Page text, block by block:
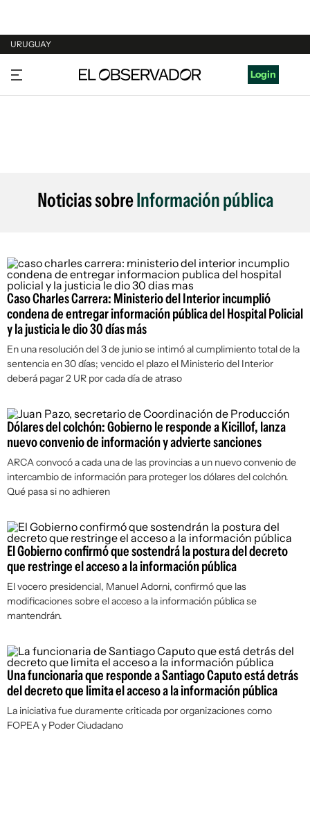
URUGUAY
URUGUAY
ARGENTINA
Login
Noticias sobreInformación pública
Caso Charles Carrera: Ministerio del Interior incumplió
condena de entregar información pública del Hospital Policial
y la justicia le dio 30 días más
En una resolución del 3 de junio se intimó al cumplimiento total de la
sentencia en 30 días; vencido el plazo el Ministerio del Interior
deberá pagar 2 UR por cada día de atraso
Dólares del colchón: Gobierno le responde a Kicillof, lanza
nuevo convenio de información y advierte sanciones
ARCA convocó a cada una de las provincias a un nuevo convenio de
intercambio de información para proteger los dólares del colchón.
Qué pasa si no adhieren
El Gobierno confirmó que sostendrá la postura del decreto
que restringe el acceso a la información pública
El vocero presidencial, Manuel Adorni, confirmó que las
modificaciones sobre el acceso a la información pública se
mantendrán.
Una funcionaria que responde a Santiago Caputo está detrás
del decreto que limita el acceso a la información pública
La iniciativa fue duramente criticada por organizaciones como
FOPEA y Poder Ciudadano